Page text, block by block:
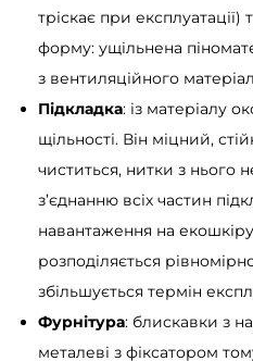
о
р
д
о
к
і
л
ь
к
і
с
тріскає при
форму: ущільнена
з вентиляційного
Підкладка: із матеріалу
щільності. Він міцний,
чиститься, нитки з нього
з’єднанню всіх частин
навантаження на
розподіляється
збільшується термін
Фурнітура: блискавки з
металеві з фіксатором